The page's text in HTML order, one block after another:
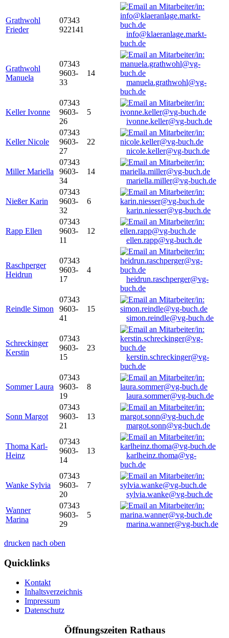
Grathwohl
Frieder
07343
922141
info@klaeranlage.markt-
buch.de
Grathwohl
Manuela
07343
9603-
33
14
manuela.grathwohl@vg-
buch.de
Keller Ivonne
07343
9603-
26
5
ivonne.keller@vg-buch.de
Keller Nicole
07343
9603-
27
22
nicole.keller@vg-buch.de
Miller Mariella
07343
9603-
34
14
mariella.miller@vg-buch.de
Nießer Karin
07343
9603-
32
6
karin.niesser@vg-buch.de
Rapp Ellen
07343
9603-
11
12
ellen.rapp@vg-buch.de
Raschperger
Heidrun
07343
9603-
17
4
heidrun.raschperger@vg-
buch.de
Reindle Simon
07343
9603-
41
15
simon.reindle@vg-buch.de
Schreckinger
Kerstin
07343
9603-
15
23
kerstin.schreckinger@vg-
buch.de
Sommer Laura
07343
9603-
19
8
laura.sommer@vg-buch.de
Sonn Margot
07343
9603-
21
13
margot.sonn@vg-buch.de
Thoma Karl-
Heinz
07343
9603-
14
13
karlheinz.thoma@vg-
buch.de
Wanke Sylvia
07343
9603-
20
7
sylvia.wanke@vg-buch.de
Wanner
Marina
07343
9603-
29
5
marina.wanner@vg-buch.de
drucken nach oben
Quicklinks
Kontakt
Inhaltsverzeichnis
Impressum
Datenschutz
Öffnungszeiten Rathaus